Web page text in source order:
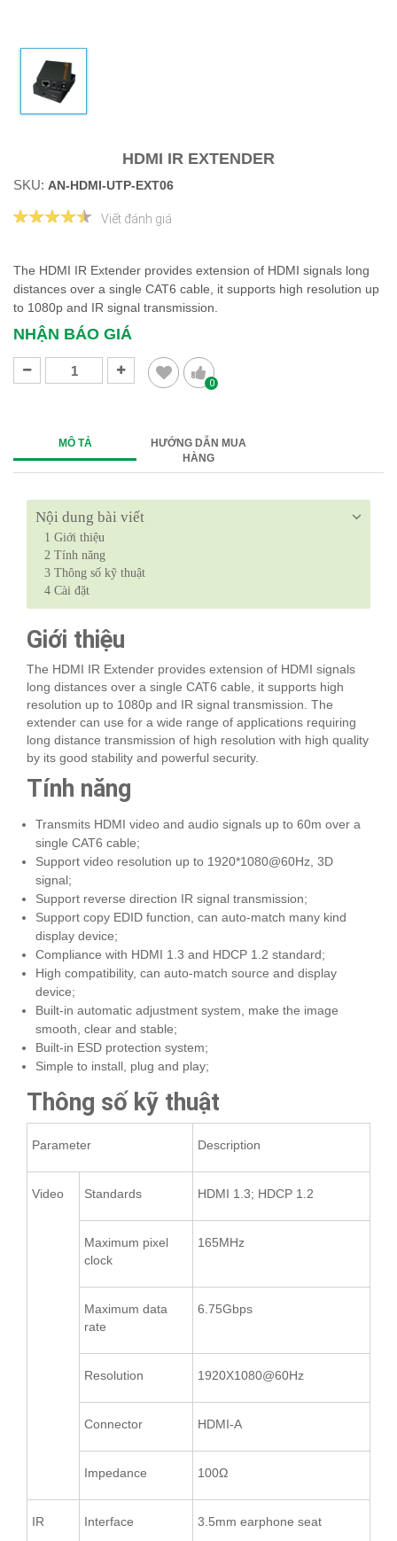
HDMI IR EXTENDER
SKU: AN-HDMI-UTP-EXT06
Viết đánh giá
The HDMI IR Extender provides extension of HDMI signals long
distances over a single CAT6 cable, it supports high resolution up
to 1080p and IR signal transmission.
NHẬN BÁO GIÁ
0
MÔ TẢ
HƯỚNG DẪN MUA
HÀNG
Nội dung bài viết
1 Giới thiệu
2 Tính năng
3 Thông số kỹ thuật
4 Cài đặt
Giới thiệu
The HDMI IR Extender provides extension of HDMI signals
long distances over a single CAT6 cable, it supports high
resolution up to 1080p and IR signal transmission. The
extender can use for a wide range of applications requiring
long distance transmission of high resolution with high quality
by its good stability and powerful security.
Tính năng
Transmits HDMI video and audio signals up to 60m over a
single CAT6 cable;
Support video resolution up to 1920*1080@60Hz, 3D
signal;
Support reverse direction IR signal transmission;
Support copy EDID function, can auto-match many kind
display device;
Compliance with HDMI 1.3 and HDCP 1.2 standard;
High compatibility, can auto-match source and display
device;
Built-in automatic adjustment system, make the image
smooth, clear and stable;
Built-in ESD protection system;
Simple to install, plug and play;
Thông số kỹ thuật
Parameter Description
Video Standards HDMI 1.3; HDCP 1.2
Maximum pixel
clock
165MHz
Maximum data
rate
6.75Gbps
Resolution 1920X1080@60Hz
Connector HDMI-A
Impedance 100Ω
IR Interface 3.5mm earphone seat